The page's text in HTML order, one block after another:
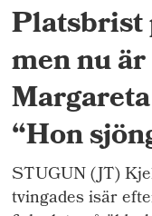
Platsbrist
men nu
“Hon
STUGUN (JT)
tvingades isär